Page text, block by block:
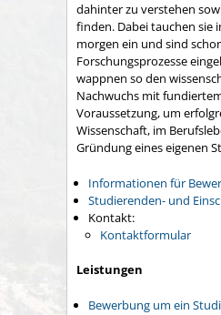
dahinter zu verstehen
finden. Dabei tauchen sie
morgen ein und sind
Forschungsprozesse
wappnen so den
Nachwuchs mit
Voraussetzung, um
Wissenschaft, im
Gründung eines eigenen
Informationen für
Studierenden- und
Kontakt:
Kontaktformular
Leistungen
Bewerbung um ein